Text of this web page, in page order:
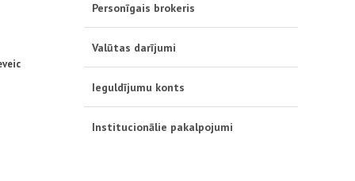
Personīgais brokeris
Valūtas darījumi
Ieguldījumu konts
Institucionālie pakalpojumi